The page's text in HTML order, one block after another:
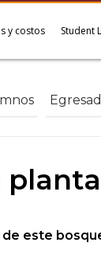
y costos Student
este